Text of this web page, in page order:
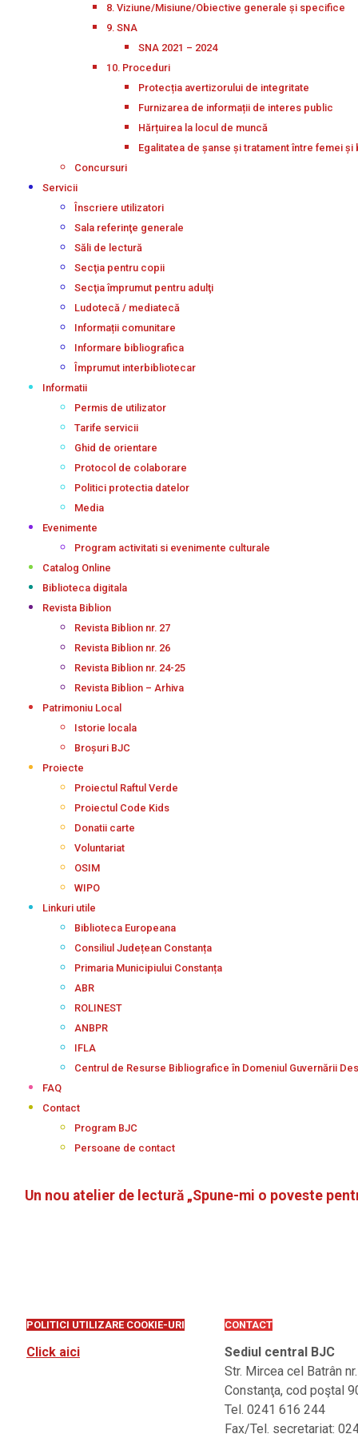
8. Viziune/Misiune/Obiective generale și specifice
9. SNA
SNA 2021 – 2024
10. Proceduri
Protecția avertizorului de integritate
Furnizarea de informații de interes public
Hărțuirea la locul de muncă
Egalitatea de șanse și tratament între femei și
Concursuri
Servicii
Înscriere utilizatori
Sala referinţe generale
Săli de lectură
Secţia pentru copii
Secţia împrumut pentru adulţi
Ludotecă / mediatecă
Informații comunitare
Informare bibliografica
Împrumut interbibliotecar
Informatii
Permis de utilizator
Tarife servicii
Ghid de orientare
Protocol de colaborare
Politici protectia datelor
Media
Evenimente
Program activitati si evenimente culturale
Catalog Online
Biblioteca digitala
Revista Biblion
Revista Biblion nr. 27
Revista Biblion nr. 26
Revista Biblion nr. 24-25
Revista Biblion – Arhiva
Patrimoniu Local
Istorie locala
Broșuri BJC
Proiecte
Proiectul Raftul Verde
Proiectul Code Kids
Donatii carte
Voluntariat
OSIM
WIPO
Linkuri utile
Biblioteca Europeana
Consiliul Județean Constanța
Primaria Municipiului Constanța
ABR
ROLINEST
ANBPR
IFLA
Centrul de Resurse Bibliografice în Domeniul Guvernării
FAQ
Contact
Program BJC
Persoane de contact
Un nou atelier de lectură „Spune-mi o poveste
POLITICI UTILIZARE COOKIE-URI
Click aici
CONTACT
Sediul central BJC
Str. Mircea cel Batrân
Constanţa, cod poştal
Tel. 0241 616 244
Fax/Tel. secretariat: